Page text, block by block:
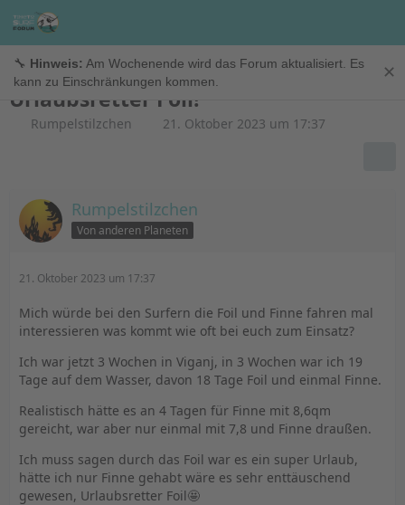
🔧 Hinweis: Am Wochenende wird das Forum aktualisiert. Es
kann zu Einschränkungen kommen.
✕
Windfoil
Urlaubsretter Foil!
Rumpelstilzchen 21. Oktober 2023 um 17:37
Rumpelstilzchen
Von anderen Planeten
21. Oktober 2023 um 17:37
Mich würde bei den Surfern die Foil und Finne fahren mal
interessieren was kommt wie oft bei euch zum Einsatz?
Ich war jetzt 3 Wochen in Viganj, in 3 Wochen war ich 19
Tage auf dem Wasser, davon 18 Tage Foil und einmal Finne.
Realistisch hätte es an 4 Tagen für Finne mit 8,6qm
gereicht, war aber nur einmal mit 7,8 und Finne draußen.
Ich muss sagen durch das Foil war es ein super Urlaub,
hätte ich nur Finne gehabt wäre es sehr enttäuschend
gewesen, Urlaubsretter Foil🤩